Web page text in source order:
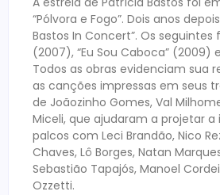
“Pólvora e Fogo”. Dois anos
Bastos In Concert”. Os seguintes
(2007), “Eu Sou Caboca” (2009)
Todos as obras evidenciam sua
as canções impressas em seus
de Joãozinho Gomes, Val
Miceli, que ajudaram a projetar
palcos com Leci Brandão, Nico
Chaves, Lô Borges, Natan
Sebastião Tapajós, Manoel
Ozzetti.